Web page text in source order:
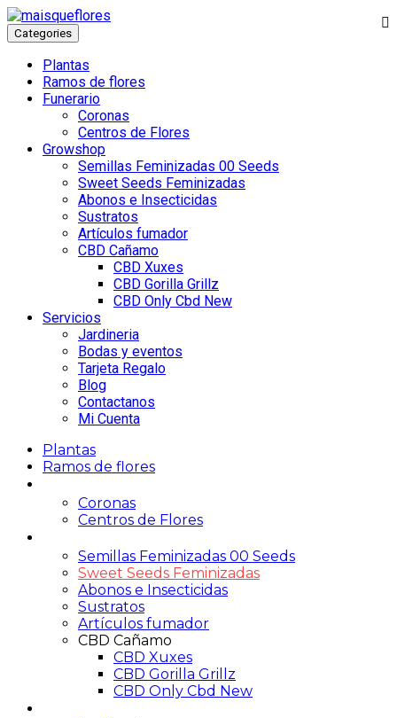
Categories
Plantas
Ramos de flores
Funerario
Coronas
Centros de Flores
Growshop
Semillas Feminizadas 00 Seeds
Sweet Seeds Feminizadas
Abonos e Insecticidas
Sustratos
Artículos fumador
CBD Cañamo
CBD Xuxes
CBD Gorilla Grillz
CBD Only Cbd New
Servicios
Jardineria
Bodas y eventos
Tarjeta Regalo
Blog
Contactanos
Mi Cuenta
Plantas
Ramos de flores
Coronas
Centros de Flores
Semillas Feminizadas 00 Seeds
Sweet Seeds Feminizadas
Abonos e Insecticidas
Sustratos
Artículos fumador
CBD Cañamo
CBD Xuxes
CBD Gorilla Grillz
CBD Only Cbd New